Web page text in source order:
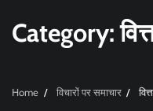
Category:
Home विचारों पर समाचार